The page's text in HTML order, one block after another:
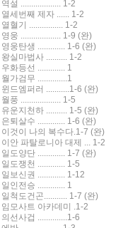
역설 ................... 1-2
열세번째 제자 ...... 1-2
열혈기 ................ 1-2
영웅 ................... 1-9 (완)
영웅탄생 ............. 1-6 (완)
왕실마법사 .......... 1-2
우화등선 ............. 1
월가검무 ..............1
윈드엠퍼러 ...........1-6 (완)
월풍 ................... 1-5
유운지천하 .......... 1-5 (완)
은퇴살수 ............. 1-6 (완)
이것이 나의 복수다.1-7 (완)
이안 파탈로니아 대제 ... 1-2
일도양단 ............. 1-7 (완)
일도쟁천 ............. 1-5
일보신권 ............. 1-12
일인전승 ............. 1
일척도건곤........... 1-7 (완)
임모사트 아카데미 .1-2
의선사겁 ..............1-6